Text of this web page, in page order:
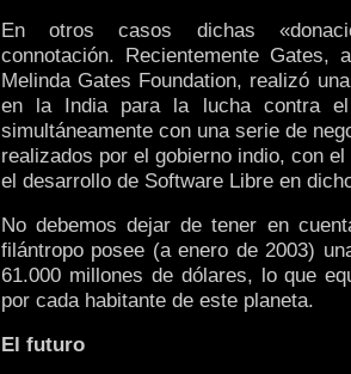
En otros casos dichas
connotación. Recientemente
Melinda Gates Foundation, realizó
en la India para la lucha contra
simultáneamente con una serie de
realizados por el gobierno indio, con
el desarrollo de Software Libre en
No debemos dejar de tener en
filántropo posee (a enero de 2003)
61.000 millones de dólares, lo que
por cada habitante de este planeta.
El futuro